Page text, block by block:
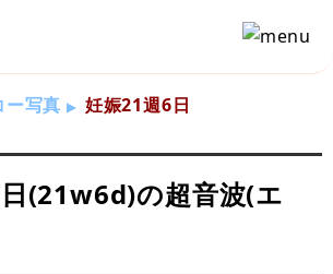
ー写真 妊娠21週6日
(21w6d)の超音波(エ